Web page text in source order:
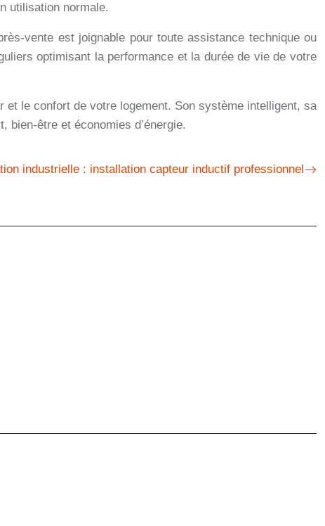
utilisation normale.
vente est joignable pour toute assistance technique ou
optimisant la performance et la durée de vie de votre
et le confort de votre logement. Son système intelligent, sa
bien-être et économies d’énergie.
industrielle : installation capteur inductif professionnel